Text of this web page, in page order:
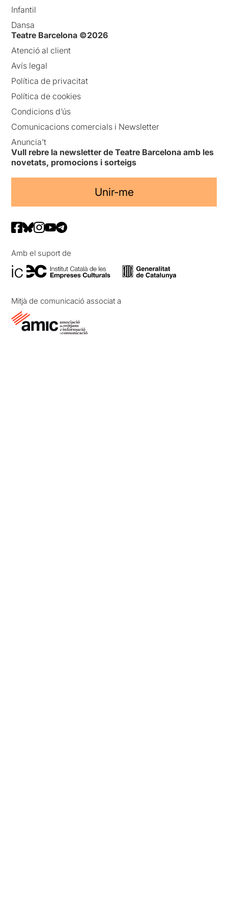
Infantil
Dansa
Teatre Barcelona ©2026
Atenció al client
Avís legal
Política de privacitat
Política de cookies
Condicions d’ús
Comunicacions comercials i Newsletter
Anuncia’t
Vull rebre la newsletter de Teatre Barcelona amb les
novetats, promocions i sorteigs
Unir-me
Amb el suport de
Mitjà de comunicació associat a